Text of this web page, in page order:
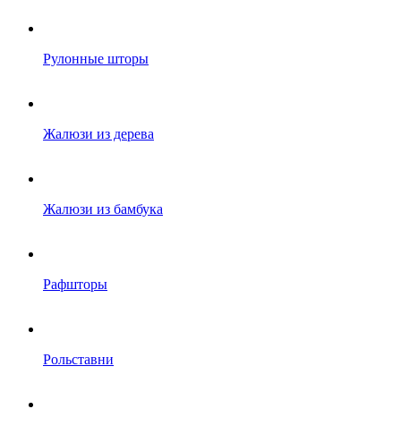
Рулонные шторы
Жалюзи из дерева
Жалюзи из бамбука
Рафшторы
Рольставни